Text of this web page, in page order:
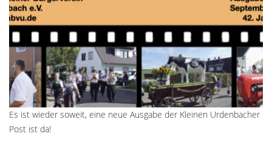
Es ist wieder soweit, eine neue Ausgabe der Kleinen Urdenbacher
Post ist da!